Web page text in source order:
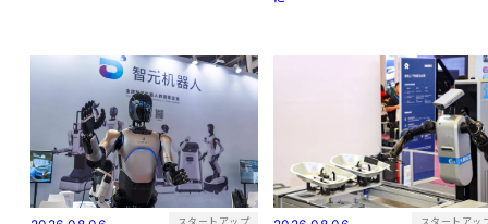
スタートアップ スタートアッ